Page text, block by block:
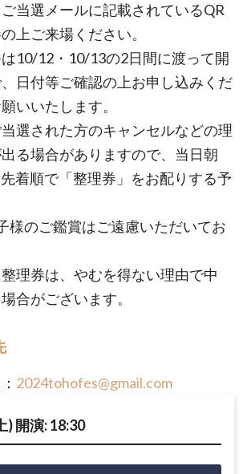
当選メールに記載されているQR
上ご来場ください。
は10/12・10/13の2日間に渡って開
日付等ご確認の上お申し込みくだ
いいたします。
当選された方のキャンセルなどの理
る場合がありますので、当日朝
着順で「整理券」をお配りする予
様のご鑑賞はご遠慮いただいてお
理券は、やむを得ない理由で中
合がございます。
2024tohofes@gmail.com
開演: 18:30